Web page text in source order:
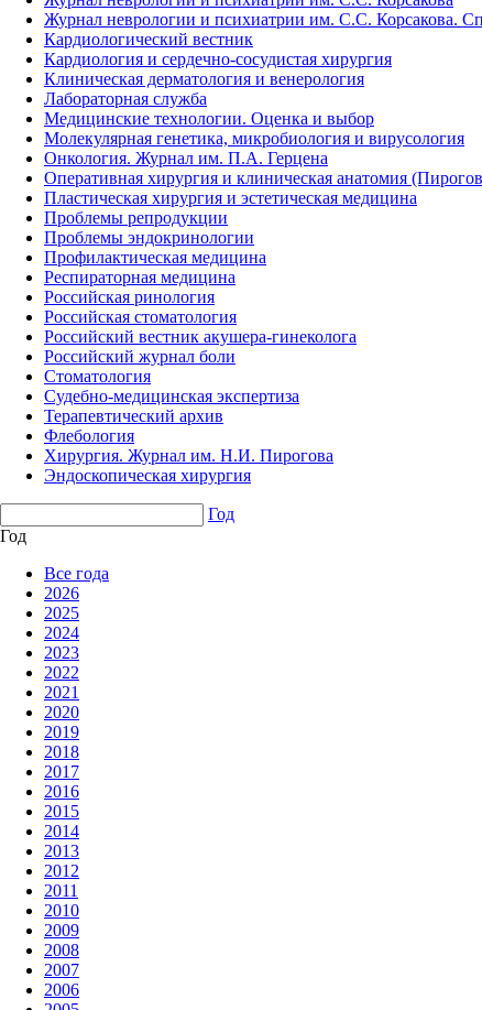
Журнал неврологии и психиатрии им. С.С. Корсакова.
Кардиологический вестник
Кардиология и сердечно-сосудистая хирургия
Клиническая дерматология и венерология
Лабораторная служба
Медицинские технологии. Оценка и выбор
Молекулярная генетика, микробиология и вирусология
Онкология. Журнал им. П.А. Герцена
Оперативная хирургия и клиническая анатомия
Пластическая хирургия и эстетическая медицина
Проблемы репродукции
Проблемы эндокринологии
Профилактическая медицина
Респираторная медицина
Российская ринология
Российская стоматология
Российский вестник акушера-гинеколога
Российский журнал боли
Стоматология
Судебно-медицинская экспертиза
Терапевтический архив
Флебология
Хирургия. Журнал им. Н.И. Пирогова
Эндоскопическая хирургия
Год
Год
Все года
2026
2025
2024
2023
2022
2021
2020
2019
2018
2017
2016
2015
2014
2013
2012
2011
2010
2009
2008
2007
2006